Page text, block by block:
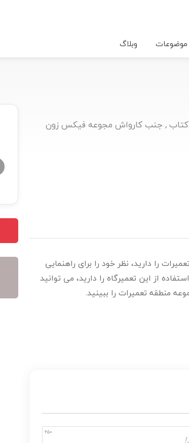
وبلاگ
کتاب , جنب کارواش مجوعه فیکس زون
را دارید، نظر خود را برای راهنمایی
از این تعمیرگاه را دارید، می توانید
منطقه تعمیرات را ببینید.
650